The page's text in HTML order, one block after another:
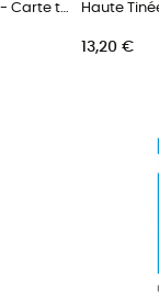
Font - Romeu. Capcir - Carte topographique
13,20 €